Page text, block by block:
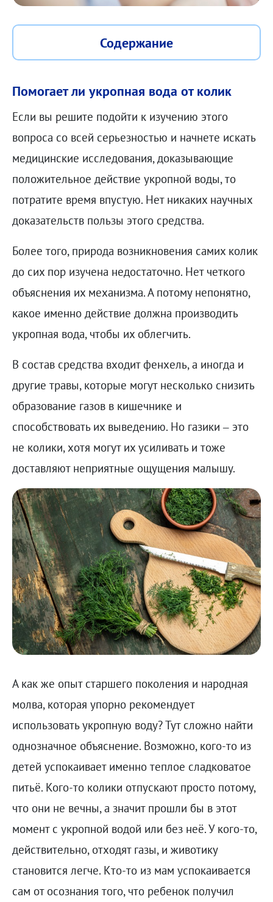
Содержание
Помогает ли укропная вода от колик
Если вы решите подойти к изучению этого
вопроса со всей серьезностью и начнете искать
медицинские исследования, доказывающие
положительное действие укропной воды, то
потратите время впустую. Нет никаких научных
доказательств пользы этого средства.
Более того, природа возникновения самих колик
до сих пор изучена недостаточно. Нет четкого
объяснения их механизма. А потому непонятно,
какое именно действие должна производить
укропная вода, чтобы их облегчить.
В состав средства входит фенхель, а иногда и
другие травы, которые могут несколько снизить
образование газов в кишечнике и
способствовать их выведению. Но газики – это
не колики, хотя могут их усиливать и тоже
доставляют неприятные ощущения малышу.
А как же опыт старшего поколения и народная
молва, которая упорно рекомендует
использовать укропную воду? Тут сложно найти
однозначное объяснение. Возможно, кого-то из
детей успокаивает именно теплое сладковатое
питьё. Кого-то колики отпускают просто потому,
что они не вечны, а значит прошли бы в этот
момент с укропной водой или без неё. У кого-то,
действительно, отходят газы, и животику
становится легче. Кто-то из мам успокаивается
сам от осознания того, что ребенок получил